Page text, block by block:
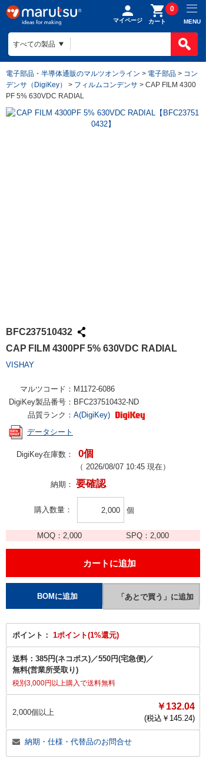
マイページ カート
0
MENU
電子部品・半導体通販のマルツオンライン > 電子部品 > コン
デンサ（DigiKey）
> フィルムコンデンサ > CAP FILM 4300
PF 5% 630VDC RADIAL
BFC237510432
CAP FILM 4300PF 5% 630VDC RADIAL
VISHAY
マルツコード： M1172-6086
DigiKey製品番号： BFC237510432-ND
品質ランク： A(DigiKey)
データシート
DigiKey在庫数： 0個
（ 2026/08/07 10:45 現在）
納期： 要確認
購入数量 個
MOQ： 2,000 SPQ：2,000
ポイント： 1ポイント(1%還元)
送料： 385円(ネコポス)／550円(宅急便)／
無料(営業所受取り)
税別3,000円以上購入で送料無料
2,000個以上
￥132.04
(税込￥ 145.24)
納期・仕様・代替品のお問合せ